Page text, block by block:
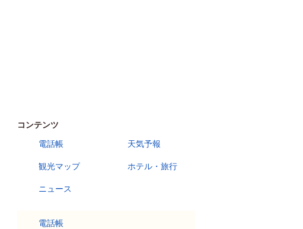
コンテンツ
電話帳
天気予報
観光マップ ホテル・旅行
ニュース
電話帳